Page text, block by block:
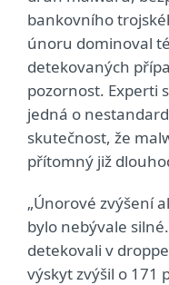
bankovního
únoru dominoval
detekovaných
pozornost. Experti
jedná o
skutečnost, že
přítomný již
„Únorové zvýšení
bylo nebývale
detekovali v
výskyt zvýšil o 171